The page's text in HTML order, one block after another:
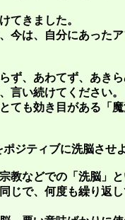
てきました。
今は、自分にあった
ず、あわてず、あき
言い続けてください。
ても効き目がある「
ポジティブに洗脳させ
教などでの「洗脳」
じで、何度も繰り返